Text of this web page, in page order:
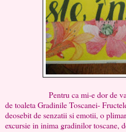
Pentru ca mi-e dor de vara si
de toaleta Gradinile Toscanei-
deosebit de senzatii si emotii, o
excursie in inima gradinilor toscane,